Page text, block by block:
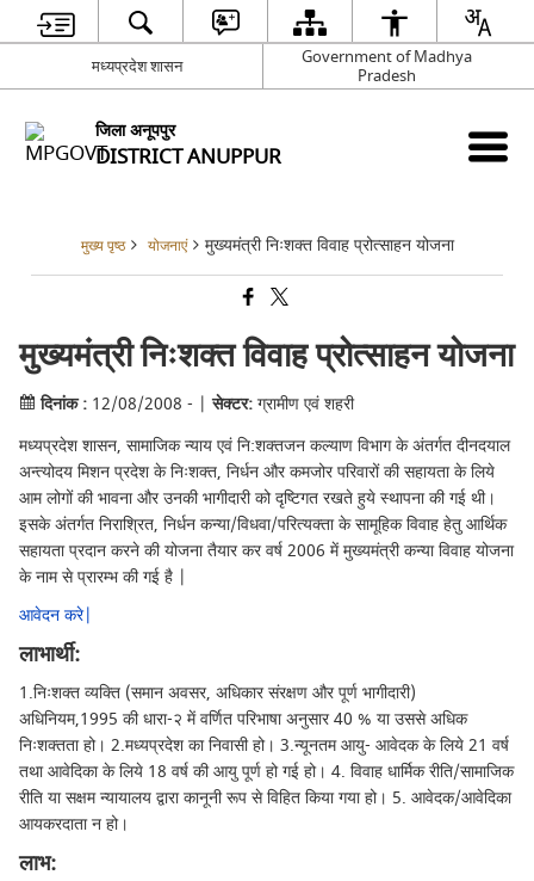
मध्यप्रदेश शासन
Government of Madhya
Pradesh
जिला अनूपपुर
DISTRICT ANUPPUR
मुख्य पृष्ठ योजनाएं मुख्यमंत्री निःशक्त विवाह प्रोत्साहन योजना
मुख्यमंत्री निःशक्त विवाह प्रोत्साहन योजना
दिनांक :12/08/2008 - |सेक्टर:ग्रामीण एवं शहरी
मध्यप्रदेश शासन, सामाजिक न्याय एवं नि:शक्‍तजन कल्‍याण विभाग के अंतर्गत दीनदयाल
अन्त्योदय मिशन प्रदेश के निःशक्त, निर्धन और कमजोर परिवारों की सहायता के लिये
आम लोगों की भावना और उनकी भागीदारी को दृष्टिगत रखते हुये स्थापना की गई थी।
इसके अंतर्गत निराश्रित, निर्धन कन्या/विधवा/परित्यक्ता के सामूहिक विवाह हेतु आर्थिक
सहायता प्रदान करने की योजना तैयार कर वर्ष 2006 में मुख्यमंत्री कन्‍या विवाह योजना
के नाम से प्रारम्भ की गई है |
आवेदन करे|
लाभार्थी:
1.निःशक्त व्यक्ति (समान अवसर, अधिकार संरक्षण और पूर्ण भागीदारी)
अधिनियम,1995 की धारा-२ में वर्णित परिभाषा अनुसार 40 % या उससे अधिक
निःशक्तता हो। 2.मध्यप्रदेश का निवासी हो। 3.न्यूनतम आयु- आवेदक के लिये 21 वर्ष
तथा आवेदिका के लिये 18 वर्ष की आयु पूर्ण हो गई हो। 4. विवाह धार्मिक रीति/सामाजिक
रीति या सक्षम न्यायालय द्वारा कानूनी रूप से विहित किया गया हो। 5. आवेदक/आवेदिका
आयकरदाता न हो।
लाभ: